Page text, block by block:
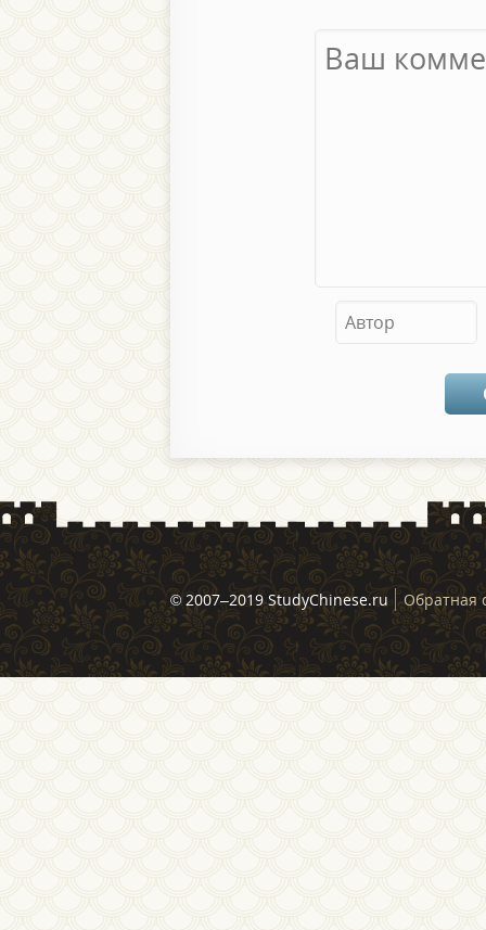
© 2007–2019 StudyChinese.ru Обратная